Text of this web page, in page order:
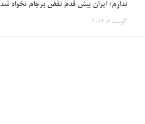
ندارم/ ایران پیش قدم نقض برجام نخواد شد
آگوست 7, 2017